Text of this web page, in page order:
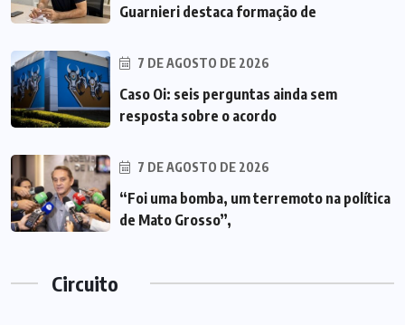
Guarnieri destaca formação de
7 DE AGOSTO DE 2026
Caso Oi: seis perguntas ainda sem
resposta sobre o acordo
7 DE AGOSTO DE 2026
“Foi uma bomba, um terremoto na política
de Mato Grosso”,
Circuito